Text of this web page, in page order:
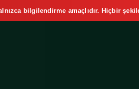
bilgilendirme amaçlıdır. Hiçbir